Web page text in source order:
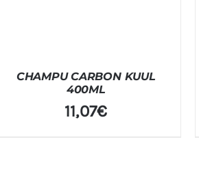
CHAMPU CARBON KUUL
400ML
11,07€